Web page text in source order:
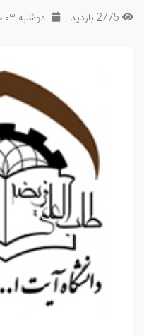
2775 بازدید دوشنبه ۰۳ خرداد ۱۳۹۵